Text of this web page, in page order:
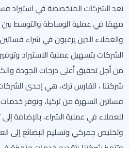
تعد الشركات المتخصصة في استيراد
مهمًا في عملية الوساطة والتوسط بين
والعملاء الذين يرغبون في شراء
الشركات بتسهيل عملية الاستيراد
من أجل تحقيق أعلى درجات الجودة
شركتنا ، الفارس ترك، هي إحدى
فساتين السهرة من تركيا، وتوفر
للعملاء في عملية الشراء، بالإضافة
وتخليص جمركي وتسليم البضائع إلى